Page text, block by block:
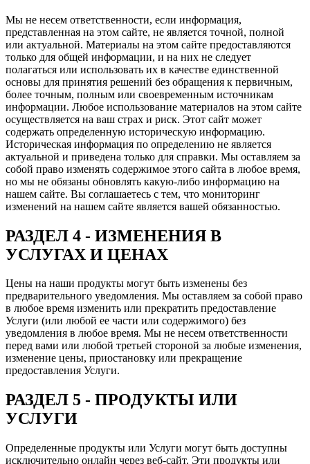
Мы не несем ответственности, если информация,
представленная на этом сайте, не является точной, полной
или актуальной. Материалы на этом сайте предоставляются
только для общей информации, и на них не следует
полагаться или использовать их в качестве единственной
основы для принятия решений без обращения к первичным,
более точным, полным или своевременным источникам
информации. Любое использование материалов на этом сайте
осуществляется на ваш страх и риск. Этот сайт может
содержать определенную историческую информацию.
Историческая информация по определению не является
актуальной и приведена только для справки. Мы оставляем за
собой право изменять содержимое этого сайта в любое время,
но мы не обязаны обновлять какую-либо информацию на
нашем сайте. Вы соглашаетесь с тем, что мониторинг
изменений на нашем сайте является вашей обязанностью.
РАЗДЕЛ 4 - ИЗМЕНЕНИЯ В
УСЛУГАХ И ЦЕНАХ
Цены на наши продукты могут быть изменены без
предварительного уведомления. Мы оставляем за собой право
в любое время изменить или прекратить предоставление
Услуги (или любой ее части или содержимого) без
уведомления в любое время. Мы не несем ответственности
перед вами или любой третьей стороной за любые изменения,
изменение цены, приостановку или прекращение
предоставления Услуги.
РАЗДЕЛ 5 - ПРОДУКТЫ ИЛИ
УСЛУГИ
Определенные продукты или Услуги могут быть доступны
исключительно онлайн через веб-сайт. Эти продукты или